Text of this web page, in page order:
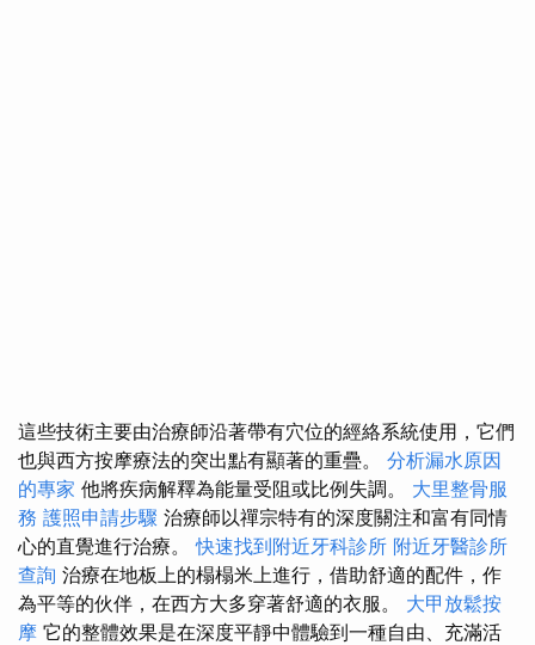
這些技術主要由治療師沿著帶有穴位的經絡系統使用，它們
也與西方按摩療法的突出點有顯著的重疊。 分析漏水原因
的專家 他將疾病解釋為能量受阻或比例失調。 大里整骨服
務 護照申請步驟 治療師以禪宗特有的深度關注和富有同情
心的直覺進行治療。快速找到附近牙科診所 附近牙醫診所
查詢 治療在地板上的榻榻米上進行，借助舒適的配件，作
為平等的伙伴，在西方大多穿著舒適的衣服。 大甲放鬆按
摩 它的整體效果是在深度平靜中體驗到一種自由、充滿活